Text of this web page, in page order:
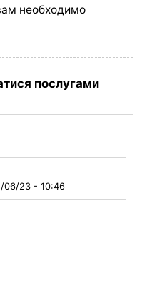
необходимо
послугами
06/23 - 10:46